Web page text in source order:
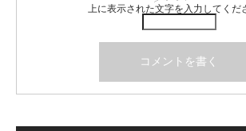
上に表示された文字を入力してくだ